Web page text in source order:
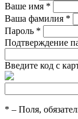
Ваше имя *
Ваша фамилия *
Пароль *
Подтверждение
Введите код с
* – Поля,